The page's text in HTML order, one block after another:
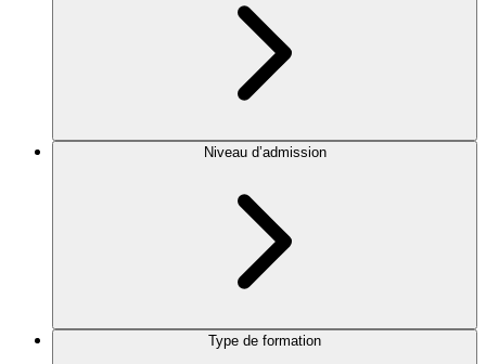
Niveau d’admission
Type de formation